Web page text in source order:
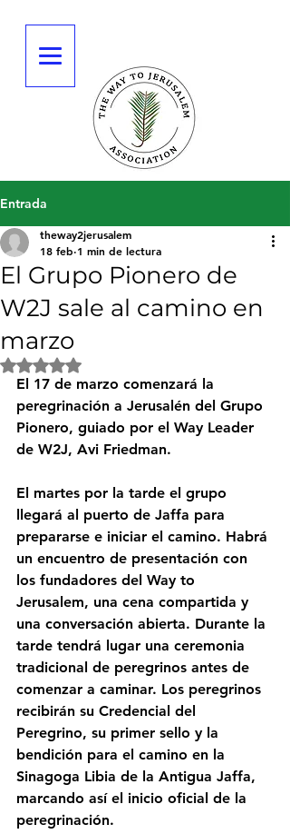
Entrada
El Grupo Pionero de
W2J sale al camino en
marzo
theway2jerusalem
18 feb 1 min de lectura
Obtuvo NaN de 5 estrellas.
El 17 de marzo comenzará la
peregrinación a Jerusalén del Grupo
Pionero, guiado por el Way Leader
de W2J, Avi Friedman.
El martes por la tarde el grupo
llegará al puerto de Jaffa para
prepararse e iniciar el camino. Habrá
un encuentro de presentación con
los fundadores del Way to
Jerusalem, una cena compartida y
una conversación abierta. Durante la
tarde tendrá lugar una ceremonia
tradicional de peregrinos antes de
comenzar a caminar. Los peregrinos
recibirán su Credencial del
Peregrino, su primer sello y la
bendición para el camino en la
Sinagoga Libia de la Antigua Jaffa,
marcando así el inicio oficial de la
peregrinación.